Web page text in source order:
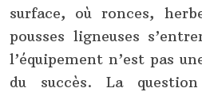
surface, où ronces,
pousses ligneuses
l’équipement n’est pas
du succès. La